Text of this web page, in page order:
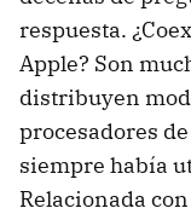
respuesta.
Apple? Son
distribuyen
procesadores
siempre había
Relacionada